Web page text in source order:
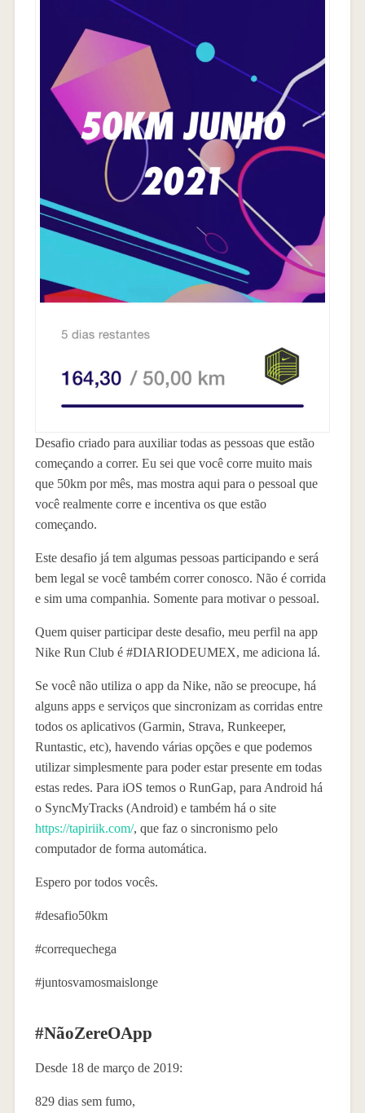
Desafio criado para auxiliar todas as pessoas que estão
começando a correr. Eu sei que você corre muito mais
que 50km por mês, mas mostra aqui para o pessoal que
você realmente corre e incentiva os que estão
começando.
Este desafio já tem algumas pessoas participando e será
bem legal se você também correr conosco. Não é corrida
e sim uma companhia. Somente para motivar o pessoal.
Quem quiser participar deste desafio, meu perfil na app
Nike Run Club é #DIARIODEUMEX, me adiciona lá.
Se você não utiliza o app da Nike, não se preocupe, há
alguns apps e serviços que sincronizam as corridas entre
todos os aplicativos (Garmin, Strava, Runkeeper,
Runtastic, etc), havendo várias opções e que podemos
utilizar simplesmente para poder estar presente em todas
estas redes. Para iOS temos o RunGap, para Android há
o SyncMyTracks (Android) e também há o site
https://tapiriik.com/, que faz o sincronismo pelo
computador de forma automática.
Espero por todos vocês.
#desafio50km
#correquechega
#juntosvamosmaislonge
#NãoZereOApp
Desde 18 de março de 2019:
829 dias sem fumo,